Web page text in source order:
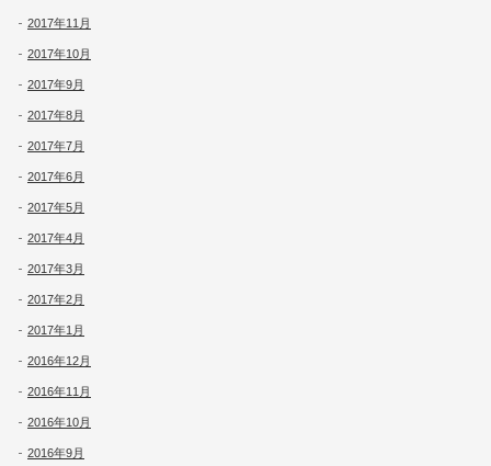
2017年11月
2017年10月
2017年9月
2017年8月
2017年7月
2017年6月
2017年5月
2017年4月
2017年3月
2017年2月
2017年1月
2016年12月
2016年11月
2016年10月
2016年9月